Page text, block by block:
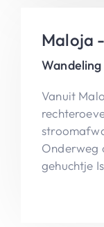
Maloja
Vanuit
Onderweg
gehuchtje